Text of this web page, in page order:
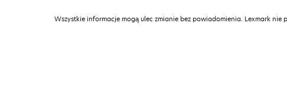
Wszystkie informacje mogą ulec zmianie bez powiadomienia. Lexmark